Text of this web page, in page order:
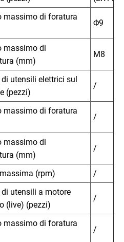
massimo di foratura
Φ9
massimo di
(mm)
M8
utensili elettrici sul
(pezzi)
/
massimo di foratura
/
massimo di
(mm)
/
(rpm)
/
utensili a motore
(live) (pezzi)
/
massimo di foratura
/